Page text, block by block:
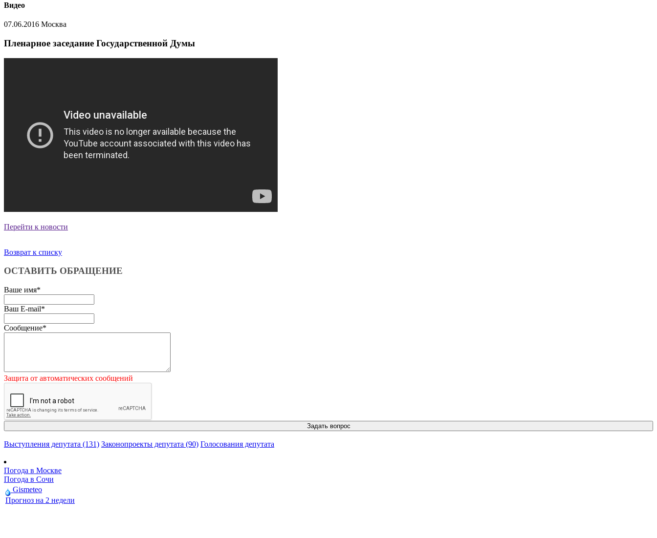
Видео
07.06.2016 Москва
Пленарное заседание Государственной Думы
Перейти к новости
Возврат к списку
ОСТАВИТЬ ОБРАЩЕНИЕ
Ваше имя*
Ваш E-mail*
Сообщение*
Защита от автоматических сообщений
Выступления депутата (131) Законопроекты депутата (90) Голосования депутата
Погода в Москве
Погода в Сочи
Gismeteo
Прогноз на 2 недели